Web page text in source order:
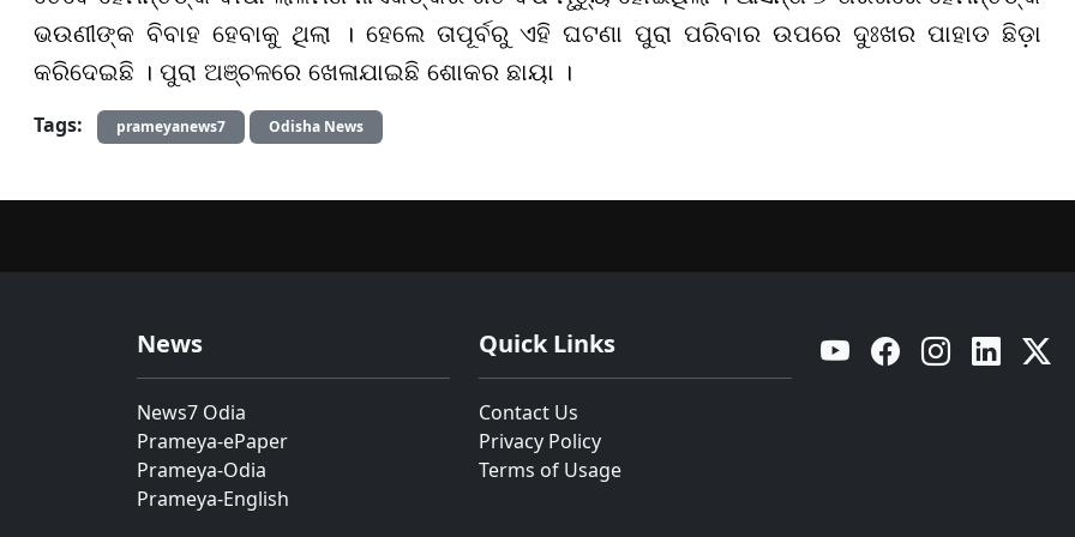
ଭଉଣୀଙ୍କ ବିବାହ ହେବାକୁ ଥିଲା । ହେଲେ ତାପୂର୍ବରୁ ଏହି ଘଟଣା ପୁରା ପରିବାର ଉପରେ ଦୁଃଖର ପାହାଡ ଛିଡ଼ା
କରିଦେଇଛି । ପୁରା ଅଞ୍ଚଳରେ ଖେଳାଯାଇଛି ଶୋକର ଛାୟା ।
Tags:
prameyanews7 Odisha News
News
News7 Odia
Prameya-ePaper
Prameya-Odia
Prameya-English
Quick Links
Contact Us
Privacy Policy
Terms of Usage
YouTube Facebook Instagram